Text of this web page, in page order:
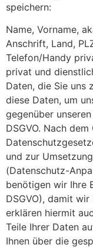
speichern:
Name, Vorname,
Anschrift, Land,
Telefon/Handy
privat und
Daten, die Sie uns
diese Daten, um
gegenüber
DSGVO. Nach
und zur
(Datenschutz-
benötigen wir Ihre
DSGVO), damit
erklären hiermit
Teile Ihrer Daten
Ihnen über die